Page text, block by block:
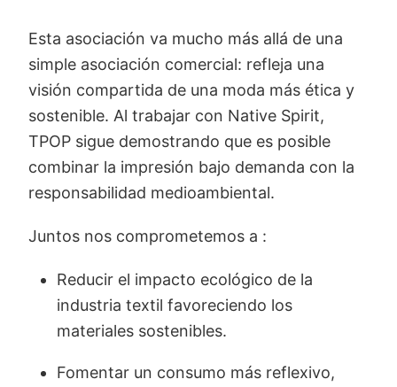
Esta asociación va mucho más allá de una
simple asociación comercial: refleja una
visión compartida de una moda más ética y
sostenible. Al trabajar con Native Spirit,
TPOP sigue demostrando que es posible
combinar la impresión bajo demanda con la
responsabilidad medioambiental.
Juntos nos comprometemos a :
Reducir el impacto ecológico de la
industria textil favoreciendo los
materiales sostenibles.
Fomentar un consumo más reflexivo,